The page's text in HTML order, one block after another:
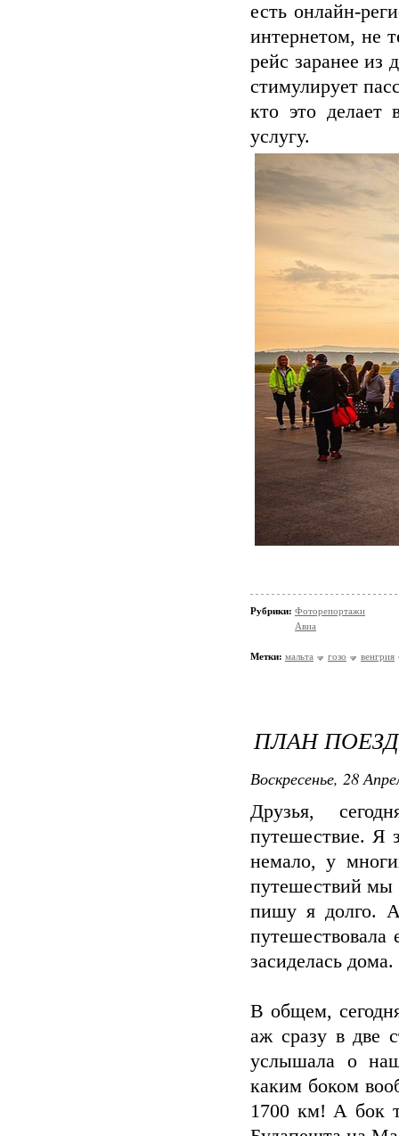
есть онлайн-
интернетом, не
рейс заранее
стимулирует
кто это делает
услугу.
Рубрики: Фоторепортажи
Авиа
Метки: мальта гозо венгрия
ПЛАН
Воскресенье, 28
Друзья,
путешествие. Я
немало, у
путешествий мы
пишу я долго.
засиделась дома.
В общем,
аж сразу в две
услышала о
каким боком
1700 км! А бок